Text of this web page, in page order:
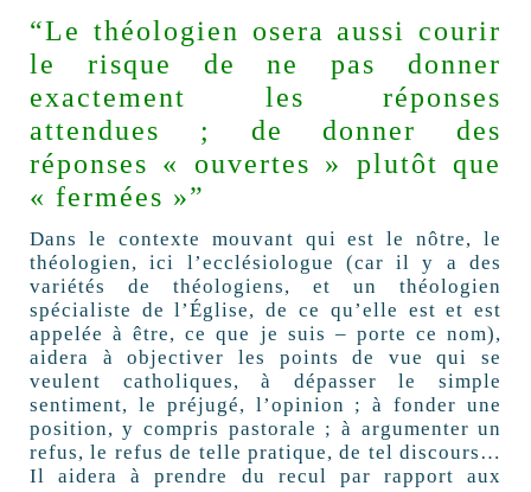
“Le théologien osera aussi courir
le risque de ne pas donner
exactement les réponses
attendues ; de donner des
réponses « ouvertes » plutôt que
« fermées »”
Dans le contexte mouvant qui est le nôtre, le
théologien, ici l’ecclésiologue (car il y a des
variétés de théologiens, et un théologien
spécialiste de l’Église, de ce qu’elle est et est
appelée à être, ce que je suis – porte ce nom),
aidera à objectiver les points de vue qui se
veulent catholiques, à dépasser le simple
sentiment, le préjugé, l’opinion ; à fonder une
position, y compris pastorale ; à argumenter un
refus, le refus de telle pratique, de tel discours…
Il aidera à prendre du recul par rapport aux